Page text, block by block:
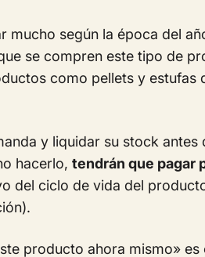
mucho según la época del
se compren este tipo de
como pellets y estufas
y liquidar su stock antes
hacerlo, tendrán que pagar
del ciclo de vida del
producto ahora mismo» es